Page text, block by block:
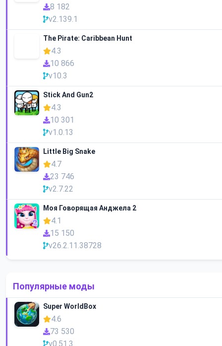
8 182
v2.139.1
The Pirate: Caribbean Hunt
4.3
10 866
v10.3
Stick And Gun2
4.3
10 301
v1.0.13
Little Big Snake
4.7
23 746
v2.7.22
Моя Говорящая Анджела 2
4.1
15 150
v26.2.11.38728
Популярные моды
Super WorldBox
4.6
73 530
v0.51.3